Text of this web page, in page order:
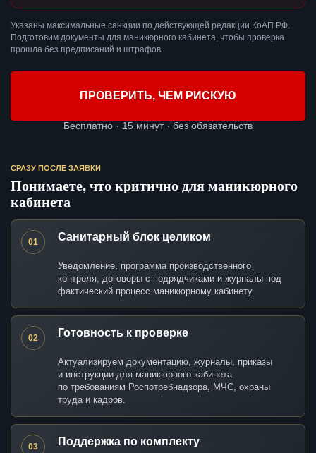
Указаны максимальные санкции по действующей редакции КоАП РФ.
Подготовим документы для маникюрного кабинета, чтобы проверка
прошла без предписаний и штрафов.
ПРОВЕРИТЬ, ЧЕМ РИСКУЮ
Бесплатно · 15 минут · без обязательств
СРАЗУ ПОСЛЕ ЗАЯВКИ
Понимаете, что критично для маникюрного
кабинета
01 Санитарный блок целиком
Уведомление, программа производственного
контроля, договоры с подрядчиками и журналы под
фактический процесс маникюрному кабинету.
02 Готовность к проверке
Актуализируем документацию, журналы, приказы
и инструкции для маникюрного кабинета
по требованиям Роспотребнадзора, МЧС, охраны
труда и кадров.
03 Поддержка по комплекту